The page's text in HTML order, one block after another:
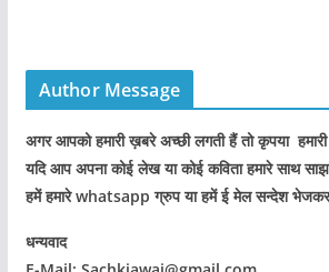
Author Message
अगर आपको हमारी ख़बरे अच्छी लगती हैं तो कृपया
यदि आप अपना कोई लेख या कोई कविता हमारे साथ
हमें हमारे whatsapp ग्रुप या हमें ई मेल सन्देश
धन्यवाद